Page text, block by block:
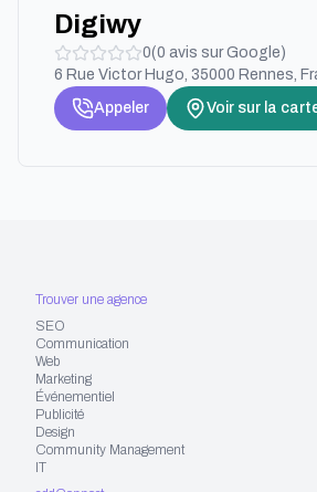
Digiwy
0(0 avis sur Google)
6 Rue Victor Hugo, 35000 Rennes,
Appeler
Voir sur la
Trouver une agence
SEO
Communication
Web
Marketing
Événementiel
Publicité
Design
Community Management
IT